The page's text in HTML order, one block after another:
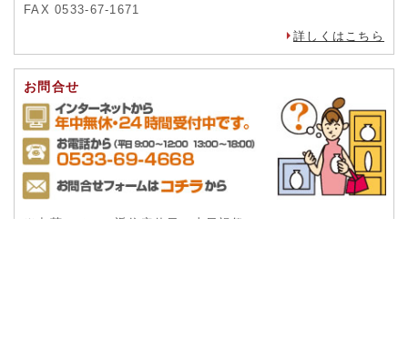
FAX 0533-67-1671
詳しくはこちら
お問合せ
※出荷・メール返信定休日：土日祝祭